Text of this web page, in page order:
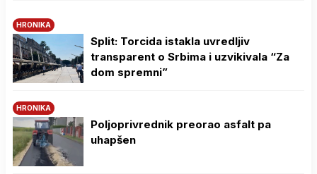
HRONIKA
Split: Torcida istakla uvredljiv
transparent o Srbima i uzvikivala “Za
dom spremni”
HRONIKA
Poljoprivrednik preorao asfalt pa
uhapšen